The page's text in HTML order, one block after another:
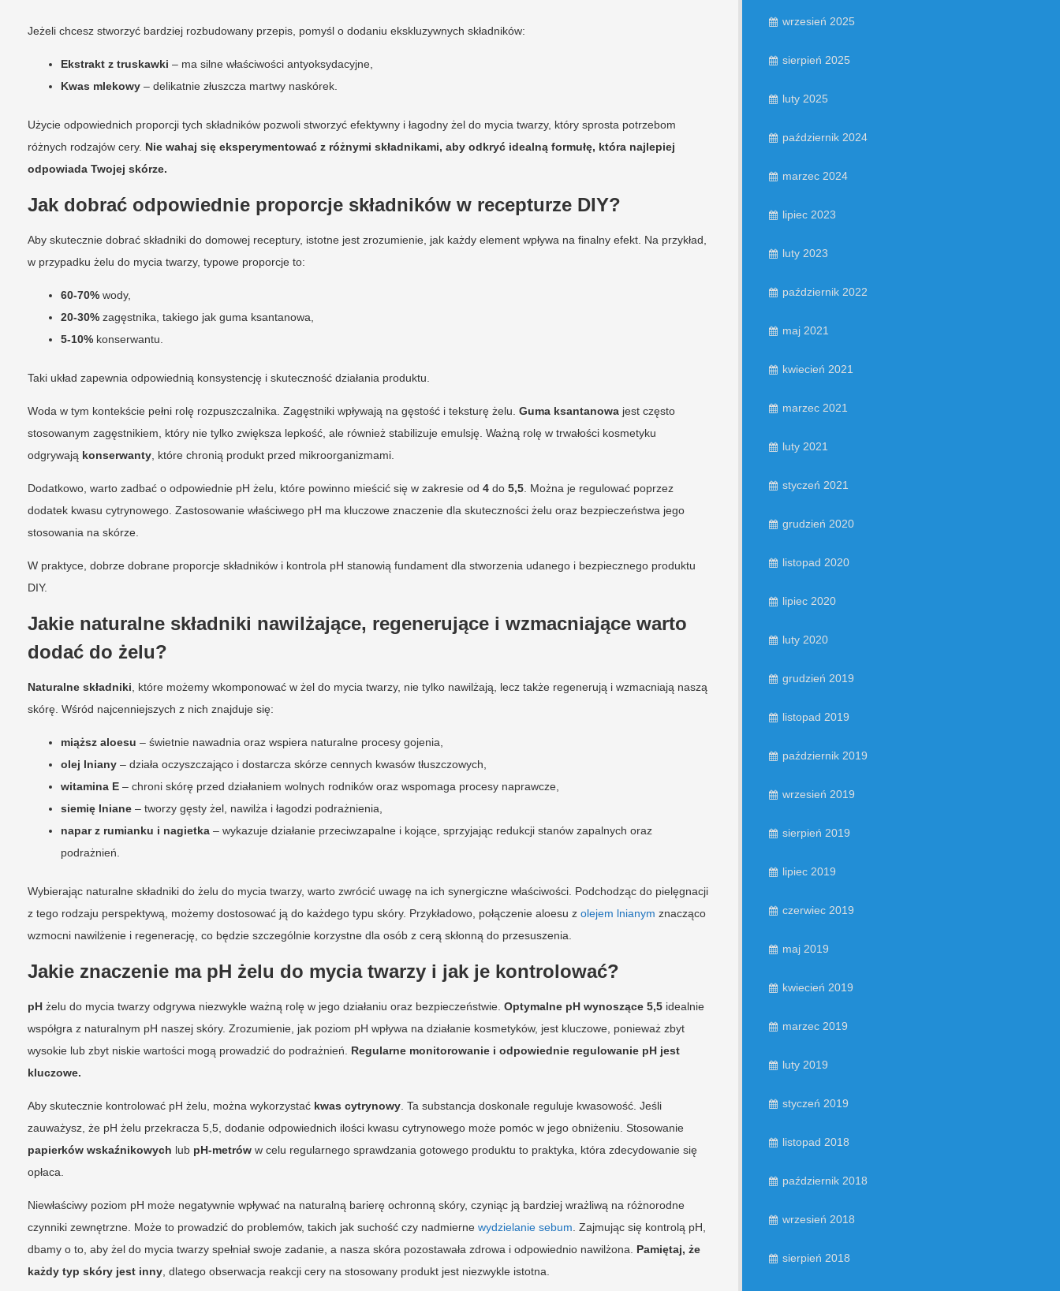
Jeżeli chcesz stworzyć bardziej rozbudowany przepis, pomyśl o dodaniu ekskluzywnych składników:
Ekstrakt z truskawki – ma silne właściwości antyoksydacyjne,
Kwas mlekowy – delikatnie złuszcza martwy naskórek.
Użycie odpowiednich proporcji tych składników pozwoli stworzyć efektywny i łagodny żel do mycia twarzy, który sprosta potrzebom
różnych rodzajów cery. Nie wahaj się eksperymentować z różnymi składnikami, aby odkryć idealną formułę, która najlepiej
odpowiada Twojej skórze.
Jak dobrać odpowiednie proporcje składników w recepturze DIY?
Aby skutecznie dobrać składniki do domowej receptury, istotne jest zrozumienie, jak każdy element wpływa na finalny efekt. Na przykład,
w przypadku żelu do mycia twarzy, typowe proporcje to:
60-70% wody,
20-30% zagęstnika, takiego jak guma ksantanowa,
5-10% konserwantu.
Taki układ zapewnia odpowiednią konsystencję i skuteczność działania produktu.
Woda w tym kontekście pełni rolę rozpuszczalnika. Zagęstniki wpływają na gęstość i teksturę żelu. Guma ksantanowa jest często
stosowanym zagęstnikiem, który nie tylko zwiększa lepkość, ale również stabilizuje emulsję. Ważną rolę w trwałości kosmetyku
odgrywają konserwanty , które chronią produkt przed mikroorganizmami.
Dodatkowo, warto zadbać o odpowiednie pH żelu, które powinno mieścić się w zakresie od 4 do 5,5 . Można je regulować poprzez
dodatek kwasu cytrynowego. Zastosowanie właściwego pH ma kluczowe znaczenie dla skuteczności żelu oraz bezpieczeństwa jego
stosowania na skórze.
W praktyce, dobrze dobrane proporcje składników i kontrola pH stanowią fundament dla stworzenia udanego i bezpiecznego produktu
DIY.
Jakie naturalne składniki nawilżające, regenerujące i wzmacniające warto
dodać do żelu?
Naturalne składniki , które możemy wkomponować w żel do mycia twarzy, nie tylko nawilżają, lecz także regenerują i wzmacniają naszą
skórę. Wśród najcenniejszych z nich znajduje się:
miąższ aloesu – świetnie nawadnia oraz wspiera naturalne procesy gojenia,
olej lniany – działa oczyszczająco i dostarcza skórze cennych kwasów tłuszczowych,
witamina E – chroni skórę przed działaniem wolnych rodników oraz wspomaga procesy naprawcze,
siemię lniane – tworzy gęsty żel, nawilża i łagodzi podrażnienia,
napar z rumianku i nagietka – wykazuje działanie przeciwzapalne i kojące, sprzyjając redukcji stanów zapalnych oraz
podrażnień.
Wybierając naturalne składniki do żelu do mycia twarzy, warto zwrócić uwagę na ich synergiczne właściwości. Podchodząc do pielęgnacji
z tego rodzaju perspektywą, możemy dostosować ją do każdego typu skóry. Przykładowo, połączenie aloesu z olejem lnianym znacząco
wzmocni nawilżenie i regenerację, co będzie szczególnie korzystne dla osób z cerą skłonną do przesuszenia.
Jakie znaczenie ma pH żelu do mycia twarzy i jak je kontrolować?
pH żelu do mycia twarzy odgrywa niezwykle ważną rolę w jego działaniu oraz bezpieczeństwie. Optymalne pH wynoszące 5,5 idealnie
współgra z naturalnym pH naszej skóry. Zrozumienie, jak poziom pH wpływa na działanie kosmetyków, jest kluczowe, ponieważ zbyt
wysokie lub zbyt niskie wartości mogą prowadzić do podrażnień. Regularne monitorowanie i odpowiednie regulowanie pH jest
kluczowe.
Aby skutecznie kontrolować pH żelu, można wykorzystać kwas cytrynowy . Ta substancja doskonale reguluje kwasowość. Jeśli
zauważysz, że pH żelu przekracza 5,5, dodanie odpowiednich ilości kwasu cytrynowego może pomóc w jego obniżeniu. Stosowanie
papierków wskaźnikowych lub pH-metrów w celu regularnego sprawdzania gotowego produktu to praktyka, która zdecydowanie się
opłaca.
Niewłaściwy poziom pH może negatywnie wpływać na naturalną barierę ochronną skóry, czyniąc ją bardziej wrażliwą na różnorodne
czynniki zewnętrzne. Może to prowadzić do problemów, takich jak suchość czy nadmierne wydzielanie sebum . Zajmując się kontrolą pH,
dbamy o to, aby żel do mycia twarzy spełniał swoje zadanie, a nasza skóra pozostawała zdrowa i odpowiednio nawilżona. Pamiętaj, że
każdy typ skóry jest inny , dlatego obserwacja reakcji cery na stosowany produkt jest niezwykle istotna.
wrzesień 2025
sierpień 2025
luty 2025
październik 2024
marzec 2024
lipiec 2023
luty 2023
październik 2022
maj 2021
kwiecień 2021
marzec 2021
luty 2021
styczeń 2021
grudzień 2020
listopad 2020
lipiec 2020
luty 2020
grudzień 2019
listopad 2019
październik 2019
wrzesień 2019
sierpień 2019
lipiec 2019
czerwiec 2019
maj 2019
kwiecień 2019
marzec 2019
luty 2019
styczeń 2019
listopad 2018
październik 2018
wrzesień 2018
sierpień 2018